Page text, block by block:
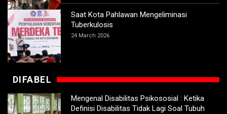
Saat Kota Pahlawan Mengeliminasi
Tuberkulosis
24 March 2026
DIFABEL
Mengenal Disabilitas Psikososial : Ketika
Definisi Disabilitas Tidak Lagi Soal Tubuh